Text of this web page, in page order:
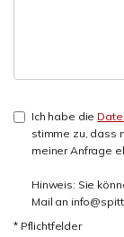
Ich habe die
stimme zu, dass
meiner Anfrage
Hinweis: Sie
Mail an
* Pflichtfelder